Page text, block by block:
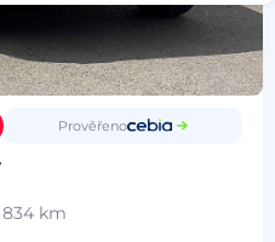
Prověřeno
km